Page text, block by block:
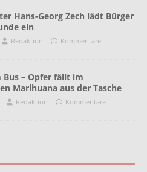
Hans-Georg Zech lädt Bürger
ein
Redaktion
Kommentare
Bus – Opfer fällt im
Marihuana aus der Tasche
Redaktion
Kommentare